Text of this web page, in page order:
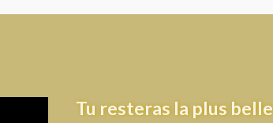
Tu resteras la plus